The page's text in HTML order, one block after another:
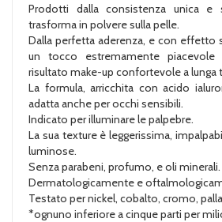
Prodotti dalla consistenza unica e
trasforma in polvere sulla pelle.
Dalla perfetta aderenza, e con effetto
un tocco estremamente
risultato make-up confortevole a lunga
La formula, arricchita con acido
adatta anche per occhi sensibili.
Indicato per illuminare le palpebre.
La sua texture è leggerissima,
luminose.
Senza parabeni, profumo, e oli minerali.
Dermatologicamente e
Testato per nickel, cobalto, cromo,
*ognuno inferiore a cinque parti per